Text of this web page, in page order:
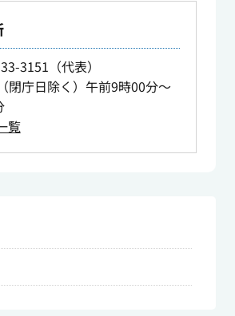
3151（代表）
閉庁日除く）午前9時00分～
覧